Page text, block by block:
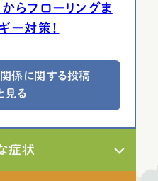
らフローリングま
ー対策！
係に関する投稿
見る
症状